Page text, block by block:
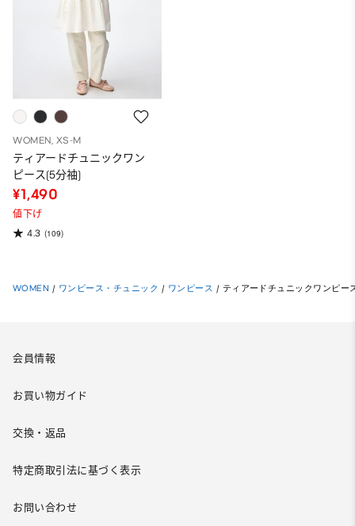
WOMEN, XS-M
ティアードチュニックワン
ピース(5分袖)
¥1,490
値下げ
4.3 (109)
WOMEN / ワンピース・チュニック / ワンピース / ティアードチュニックワンピー
会員情報
お買い物ガイド
交換・返品
特定商取引法に基づく表示
お問い合わせ